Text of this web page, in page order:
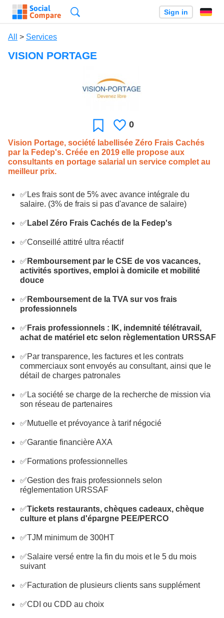
Sign in
All > Services
VISION PORTAGE
FavoriteLikes
0
Vision Portage, société labellisée Zéro Frais Cachés
par la Fedep's. Créée en 2019 elle propose aux
consultants en portage salarial un service complet au
meilleur prix.
✅Les frais sont de 5% avec avance intégrale du
salaire. (3% de frais si pas d'avance de salaire)
✅ Label Zéro Frais Cachés de la Fedep's
✅Conseillé attitré ultra réactif
✅ Remboursement par le CSE de vos vacances,
activités sportives, emploi à domicile et mobilité
douce
✅ Remboursement de la TVA sur vos frais
professionnels
✅ Frais professionnels : IK, indemnité télétravail,
achat de matériel etc selon règlementation URSSAF
✅Par transparence, les factures et les contrats
commerciaux sont envoyés au consultant, ainsi que le
détail de charges patronales
✅La société se charge de la recherche de mission via
son réseau de partenaires
✅Mutuelle et prévoyance à tarif négocié
✅Garantie financière AXA
✅Formations professionnelles
✅Gestion des frais professionnels selon
réglementation URSSAF
✅Tickets restaurants, chèques cadeaux, chèque
culture et plans d'épargne PEE/PERCO
✅TJM minimum de 300HT
✅Salaire versé entre la fin du mois et le 5 du mois
suivant
✅Facturation de plusieurs clients sans supplément
✅CDI ou CDD au choix